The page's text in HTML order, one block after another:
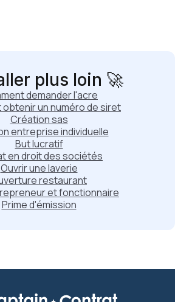
plus loin 🚀
demander l'acre
obtenir un numéro de siret
Création sas
entreprise individuelle
But lucratif
en droit des sociétés
Ouvrir une laverie
restaurant
et fonctionnaire
Prime d'émission